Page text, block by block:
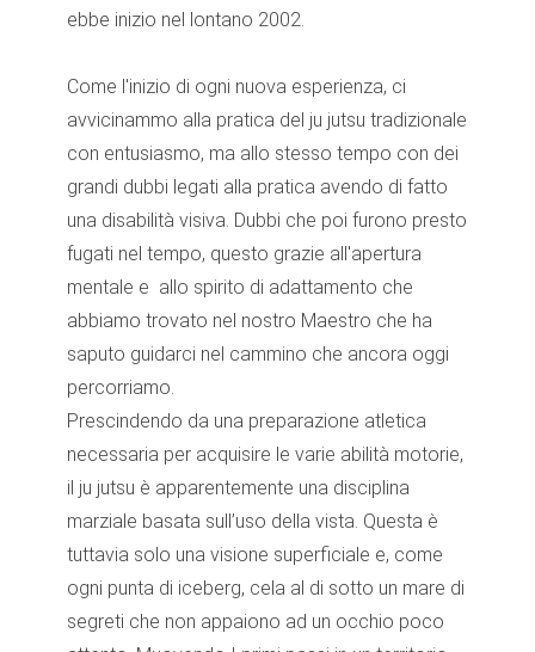
ebbe inizio nel lontano 2002.
Come l'inizio di ogni nuova esperienza, ci
avvicinammo alla pratica del ju jutsu tradizionale
con entusiasmo, ma allo stesso tempo con dei
grandi dubbi legati alla pratica avendo di fatto
una disabilità visiva. Dubbi che poi furono presto
fugati nel tempo, questo grazie all'apertura
mentale e allo spirito di adattamento che
abbiamo trovato nel nostro Maestro che ha
saputo guidarci nel cammino che ancora oggi
percorriamo.
Prescindendo da una preparazione atletica
necessaria per acquisire le varie abilità motorie,
il ju jutsu è apparentemente una disciplina
marziale basata sull’uso della vista. Questa è
tuttavia solo una visione superficiale e, come
ogni punta di iceberg, cela al di sotto un mare di
segreti che non appaiono ad un occhio poco